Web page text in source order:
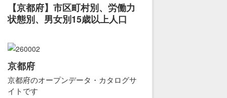
【京都府】市区町村別、労働力
状態別、男女別15歳以上人口
京都府
京都府のオープンデータ・カタログサ
イトです